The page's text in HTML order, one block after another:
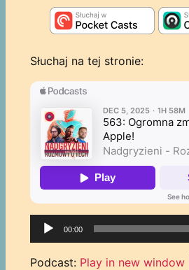
Słuchaj na tej stronie:
Odtwarzacz
plików
dźwiękowych
00:00
Podcast: Play in new window|